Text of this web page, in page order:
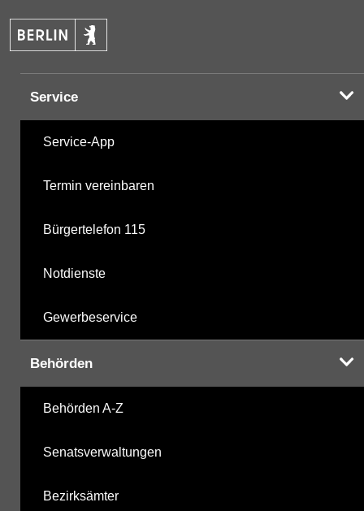
Service
Service-App
Termin vereinbaren
Bürgertelefon 115
Notdienste
Gewerbeservice
Behörden
Behörden A-Z
Senatsverwaltungen
Bezirksämter